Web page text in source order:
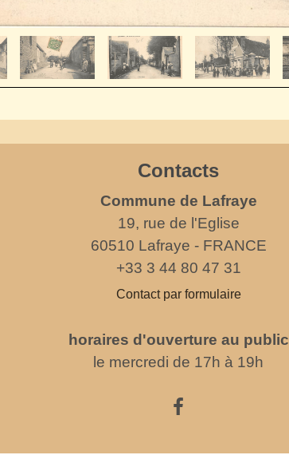
Contacts
Commune de Lafraye
19, rue de l'Eglise
60510 Lafraye - FRANCE
+33 3 44 80 47 31
Contact par formulaire
horaires d'ouverture au public
le mercredi de 17h à 19h